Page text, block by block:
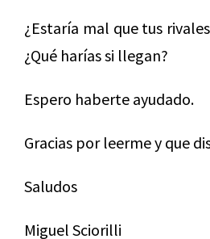
¿Estaría mal que tus
¿Qué harías si llegan?
Espero haberte ayudado.
Gracias por leerme y que
Saludos
Miguel Sciorilli